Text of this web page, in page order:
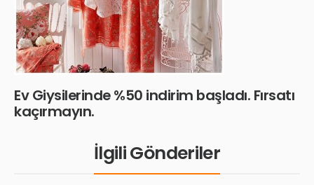
Ev Giysilerinde %50 indirim başladı. Fırsatı
kaçırmayın.
İlgili Gönderiler